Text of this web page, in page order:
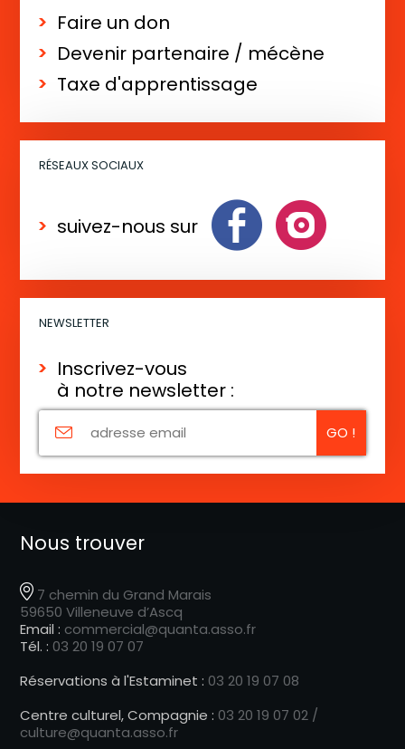
Faire un don
Devenir partenaire / mécène
Taxe d'apprentissage
RÉSEAUX SOCIAUX
suivez-nous sur
NEWSLETTER
Inscrivez-vous
à notre newsletter :
Nous trouver
7 chemin du Grand Marais
59650 Villeneuve d’Ascq
Email : commercial@quanta.asso.fr
Tél. : 03 20 19 07 07
Réservations à l'Estaminet :03 20 19 07 08
Centre culturel, Compagnie :03 20 19 07 02 /
culture@quanta.asso.fr